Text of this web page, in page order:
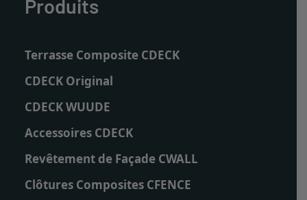
Produits
Terrasse Composite CDECK
CDECK Original
CDECK WUUDE
Accessoires CDECK
Revêtement de Façade CWALL
Clôtures Composites CFENCE